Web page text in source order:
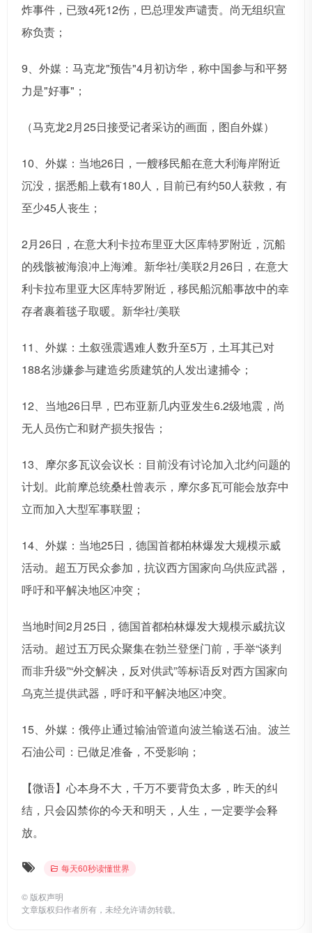
炸事件，已致4死12伤，巴总理发声谴责。尚无组织宣
称负责；
9、外媒：马克龙"预告"4月初访华，称中国参与和平努
力是"好事"；
（马克龙2月25日接受记者采访的画面，图自外媒）
10、外媒：当地26日，一艘移民船在意大利海岸附近
沉没，据悉船上载有180人，目前已有约50人获救，有
至少45人丧生；
2月26日，在意大利卡拉布里亚大区库特罗附近，沉船
的残骸被海浪冲上海滩。新华社/美联2月26日，在意大
利卡拉布里亚大区库特罗附近，移民船沉船事故中的幸
存者裹着毯子取暖。新华社/美联
11、外媒：土叙强震遇难人数升至5万，土耳其已对
188名涉嫌参与建造劣质建筑的人发出逮捕令；
12、当地26日早，巴布亚新几内亚发生6.2级地震，尚
无人员伤亡和财产损失报告；
13、摩尔多瓦议会议长：目前没有讨论加入北约问题的
计划。此前摩总统桑杜曾表示，摩尔多瓦可能会放弃中
立而加入大型军事联盟；
14、外媒：当地25日，德国首都柏林爆发大规模示威
活动。超五万民众参加，抗议西方国家向乌供应武器，
呼吁和平解决地区冲突；
当地时间2月25日，德国首都柏林爆发大规模示威抗议
活动。超过五万民众聚集在勃兰登堡门前，手举“谈判
而非升级”“外交解决，反对供武”等标语反对西方国家向
乌克兰提供武器，呼吁和平解决地区冲突。
15、外媒：俄停止通过输油管道向波兰输送石油。波兰
石油公司：已做足准备，不受影响；
【微语】心本身不大，千万不要背负太多，昨天的纠
结，只会囚禁你的今天和明天，人生，一定要学会释
放。
每天60秒读懂世界
© 版权声明
文章版权归作者所有，未经允许请勿转载。